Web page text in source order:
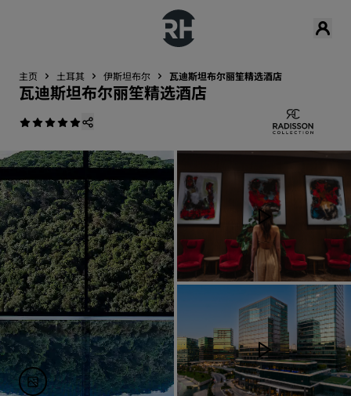
主页 土耳其 伊斯坦布尔 瓦迪斯坦布尔丽笙精选酒店
瓦迪斯坦布尔丽笙精选酒店